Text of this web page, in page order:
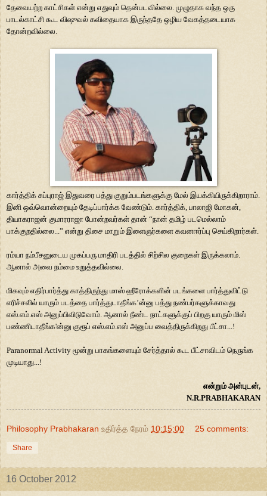
தேவையற்ற காட்சிகள் என்று எதுவும் தென்படவில்லை. முழுதாக வந்த ஒரு
பாடல்காட்சி கூட
விஷுவல் கவிதையாக இருந்ததே ஒழிய வேகத்தடையாக
தோன்றவில்லை.
கார்த்திக் சுப்புராஜ் இதுவரை பத்து குறும்படங்களுக்கு மேல் இயக்கியிருக்கிறாராம்.
இனி ஒவ்வொன்றையும் தேடிப்பார்க்க வேண்டும். கார்த்திக் பாலாஜி மோகன்
தியாகராஜன் குமாரராஜா போன்றவர்கள் தான் “நான் தமிழ் படமெல்லாம்
பாக்குறதில்லை... ” என்று திசை மாறும் இளைஞர்களை கவனஈர்ப்பு செய்கிறார்கள்.
ரம்யா நம்பீசனுடைய முகப்பரு மாதிரி படத்தில் சிற்சில குறைகள் இருக்கலாம்.
ஆனால் அவை நம்மை உறுத்தவில்லை.
மிகவும் எதிர்பார்த்து காத்திருந்து மாஸ் ஹீரோக்களின் படங்களை பார்த்துவிட்டு
எரிச்சலில் யாரும் படத்தை பார்த்துடாதீங்க’ன்னு பத்து நண்பர்களுக்காவது
எஸ்.எம்.எஸ் அனுப்பிவிடுவோம். ஆனால் நீண்ட நாட்களுக்குப் பிறகு யாரும் மிஸ்
பண்ணிடாதீங்க'ன்னு குரூப் எஸ்.எம்.எஸ் அனுப்ப வைத்திருக்கிறது பீட்சா...!
Paranormal Activity மூன்று பாகங்களையும் சேர்த்தால் கூட பீட்சாவிடம் நெருங்க
முடியாது...!
என்றும் அன்புடன்,
N.R.PRABHAKARAN
Philosophy Prabhakaran உதிர்த்த நேரம் 10:15:00 25 comments:
Share
16 October 2012